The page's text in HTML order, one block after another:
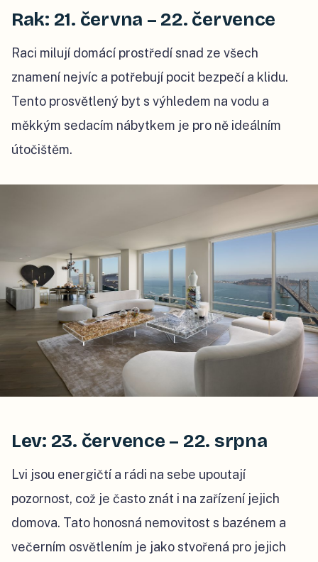
Rak: 21. června – 22. července
Raci milují domácí prostředí snad ze všech
znamení nejvíc a potřebují pocit bezpečí a klidu.
Tento prosvětlený byt s výhledem na vodu a
měkkým sedacím nábytkem je pro ně ideálním
útočištěm.
Lev: 23. července – 22. srpna
Lvi jsou energičtí a rádi na sebe upoutají
pozornost, což je často znát i na zařízení jejich
domova. Tato honosná nemovitost s bazénem a
večerním osvětlením je jako stvořená pro jejich